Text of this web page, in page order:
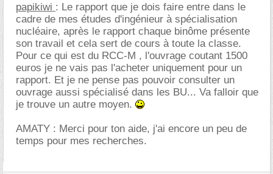
papikiwi : Le rapport que je dois faire entre dans le
cadre de mes études d'ingénieur à spécialisation
nucléaire, après le rapport chaque binôme présente
son travail et cela sert de cours à toute la classe.
Pour ce qui est du RCC-M , l'ouvrage coutant 1500
euros je ne vais pas l'acheter uniquement pour un
rapport. Et je ne pense pas pouvoir consulter un
ouvrage aussi spécialisé dans les BU... Va falloir que
je trouve un autre moyen.
AMATY : Merci pour ton aide, j'ai encore un peu de
temps pour mes recherches.